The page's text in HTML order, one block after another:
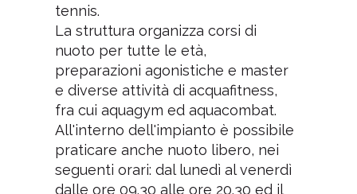
tennis.
La struttura organizza corsi di
nuoto per tutte le età,
preparazioni agonistiche e master
e diverse attività di acquafitness,
fra cui aquagym ed aquacombat.
All'interno dell'impianto è possibile
praticare anche nuoto libero, nei
seguenti orari: dal lunedì al venerdì
dalle ore 09.30 alle ore 20.30 ed il